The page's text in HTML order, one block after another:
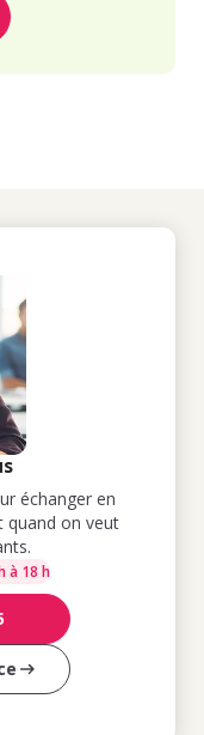
échanger en
on veut
à 18 h